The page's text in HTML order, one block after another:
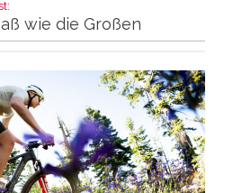
wie die Großen